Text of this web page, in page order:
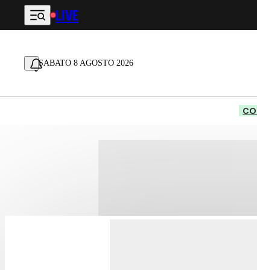
Vai al contenuto principale
LIVE
SABATO 8 AGOSTO 2026